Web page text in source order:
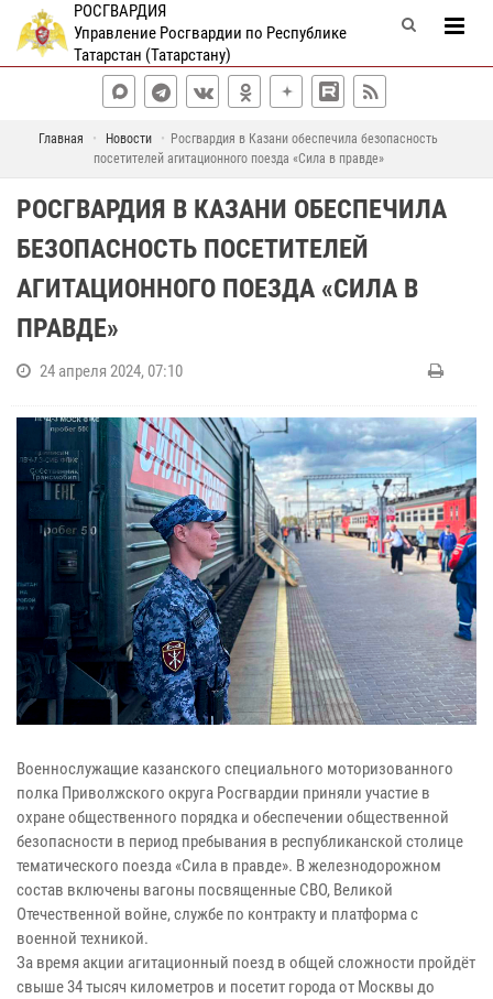
РОСГВАРДИЯ
Управление Росгвардии по Республике
Татарстан (Татарстану)
Главная Новости
Росгвардия в Казани обеспечила безопасность
посетителей агитационного поезда «Сила в правде»
РОСГВАРДИЯ В КАЗАНИ ОБЕСПЕЧИЛА
БЕЗОПАСНОСТЬ ПОСЕТИТЕЛЕЙ
АГИТАЦИОННОГО ПОЕЗДА «СИЛА В
ПРАВДЕ»
24 апреля 2024, 07:10
Военнослужащие казанского специального моторизованного
полка Приволжского округа Росгвардии приняли участие в
охране общественного порядка и обеспечении общественной
безопасности в период пребывания в республиканской столице
тематического поезда «Сила в правде». В железнодорожном
состав включены вагоны посвященные СВО, Великой
Отечественной войне, службе по контракту и платформа с
военной техникой.
За время акции агитационный поезд в общей сложности пройдёт
свыше 34 тысяч километров и посетит города от Москвы до